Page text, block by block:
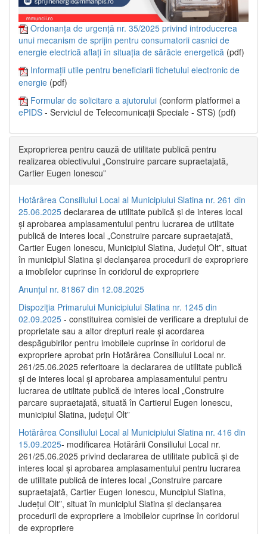
Ordonanța de urgență nr. 35/2025 privind introducerea
unui mecanism de sprijin pentru consumatorii casnici de
energie electrică aflați în situația de sărăcie energetică (pdf)
Informații utile pentru beneficiarii tichetului electronic de
energie (pdf)
Formular de solicitare a ajutorului (conform platformei a
ePIDS - Serviciul de Telecomunicații Speciale - STS) (pdf)
Exproprierea pentru cauză de utilitate publică pentru
realizarea obiectivului „Construire parcare supraetajată,
Cartier Eugen Ionescu”
Hotărârea Consiliului Local al Municipiului Slatina nr. 261 din
25.06.2025 declararea de utilitate publică și de interes local
și aprobarea amplasamentului pentru lucrarea de utilitate
publică de interes local „Construire parcare supraetajată,
Cartier Eugen Ionescu, Municipiul Slatina, Județul Olt”, situat
în municipiul Slatina și declanșarea procedurii de expropriere
a imobilelor cuprinse în coridorul de expropriere
Anunțul nr. 81867 din 12.08.2025
Dispoziția Primarului Municipiului Slatina nr. 1245 din
02.09.2025 - constituirea comisiei de verificare a dreptului de
proprietate sau a altor drepturi reale și acordarea
despăgubirilor pentru imobilele cuprinse în coridorul de
expropriere aprobat prin Hotărârea Consiliului Local nr.
261/25.06.2025 referitoare la declararea de utilitate publică
și de interes local și aprobarea amplasamentului pentru
lucrarea de utilitate publică de interes local „Construire
parcare supraetajată, situată în Cartierul Eugen Ionescu,
municipiul Slatina, județul Olt”
Hotărârea Consiliului Local al Municipiului Slatina nr. 416 din
15.09.2025- modificarea Hotărârii Consiliului Local nr.
261/25.06.2025 privind declararea de utilitate publică și de
interes local și aprobarea amplasamentului pentru lucrarea
de utilitate publică de interes local „Construire parcare
supraetajată, Cartier Eugen Ionescu, Muncipiul Slatina,
Județul Olt”, situat în municipiul Slatina și declanșarea
procedurii de expropriere a imobilelor cuprinse în coridorul
de expropriere